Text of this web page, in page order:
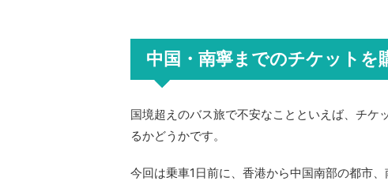
中国・南寧までのチケットを
国境超えのバス旅で不安なことといえば、チケ
るかどうかです。
今回は乗車1日前に、香港から中国南部の都市